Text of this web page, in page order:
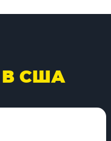
В США